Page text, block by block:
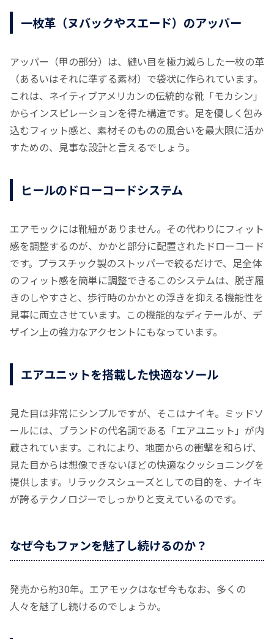
一枚革（ヌバックやスエード）のアッパー
アッパー（甲の部分）は、縫い目を極力減らした一枚の革
（あるいはそれに準ずる素材）で袋状に作られています。
これは、ネイティブアメリカンの伝統的な靴「モカシン」
からインスピレーションを得た構造です。足を優しく包み
込むフィット感と、素材そのものの風合いを最大限に活か
すための、見事な設計と言えるでしょう。
ヒールのドローコードシステム
エアモックには靴紐がありません。その代わりにフィット
感を調整するのが、かかと部分に配置されたドローコード
です。プラスチック製のストッパーで絞るだけで、足全体
のフィット感を簡単に調整できるこのシステムは、脱ぎ履
きのしやすさと、歩行時のかかとの浮きを抑える機能性を
見事に両立させています。この機能的なディテールが、デ
ザイン上の強力なアクセントにもなっています。
エアユニットを搭載した快適なソール
見た目は非常にシンプルですが、そこはナイキ。ミッドソ
ールには、ブランドの代名詞である「エアユニット」が内
蔵されています。これにより、地面からの衝撃を和らげ、
見た目からは想像できないほどの快適なクッショニングを
提供します。リラックスシューズとしての目的を、ナイキ
が誇るテクノロジーでしっかりと支えているのです。
なぜ今もファンを魅了し続けるのか？
発売から約30年。エアモックはなぜ今もなお、多くの
人々を魅了し続けるのでしょうか。